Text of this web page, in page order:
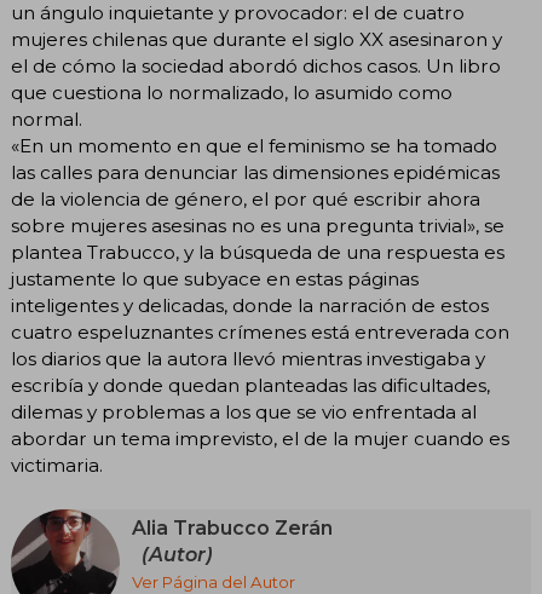
un ángulo inquietante y provocador: el de cuatro
mujeres chilenas que durante el siglo XX asesinaron y
el de cómo la sociedad abordó dichos casos. Un libro
que cuestiona lo normalizado, lo asumido como
normal.
«En un momento en que el feminismo se ha tomado
las calles para denunciar las dimensiones epidémicas
de la violencia de género, el por qué escribir ahora
sobre mujeres asesinas no es una pregunta trivial», se
plantea Trabucco, y la búsqueda de una respuesta es
justamente lo que subyace en estas páginas
inteligentes y delicadas, donde la narración de estos
cuatro espeluznantes crímenes está entreverada con
los diarios que la autora llevó mientras investigaba y
escribía y donde quedan planteadas las dificultades,
dilemas y problemas a los que se vio enfrentada al
abordar un tema imprevisto, el de la mujer cuando es
victimaria.
Alia Trabucco Zerán
(Autor)
Ver Página del Autor